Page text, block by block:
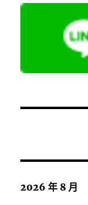
2026 年 8 月